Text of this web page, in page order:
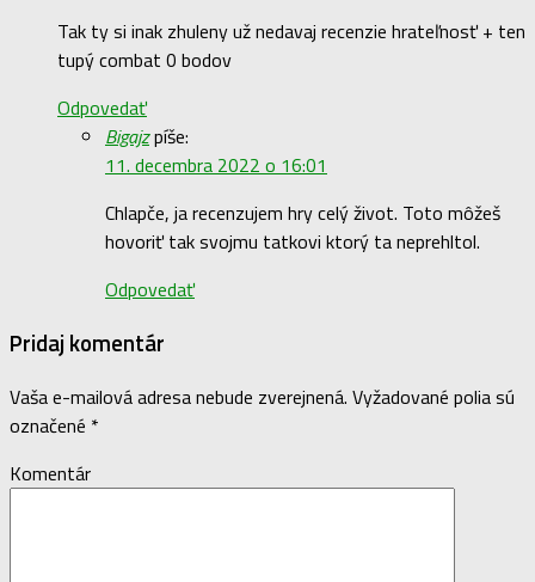
Tak ty si inak zhuleny už nedavaj recenzie hrateľnosť + ten
tupý combat 0 bodov
Odpovedať
Bigajzpíše:
11. decembra 2022 o 16:01
Chlapče, ja recenzujem hry celý život. Toto môžeš
hovoriť tak svojmu tatkovi ktorý ta neprehltol.
Odpovedať
Pridaj komentár
Vaša e-mailová adresa nebude zverejnená. Vyžadované polia sú
označené *
Komentár